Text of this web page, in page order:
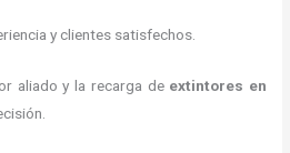
y clientes satisfechos.
aliado y la recarga de extintores en